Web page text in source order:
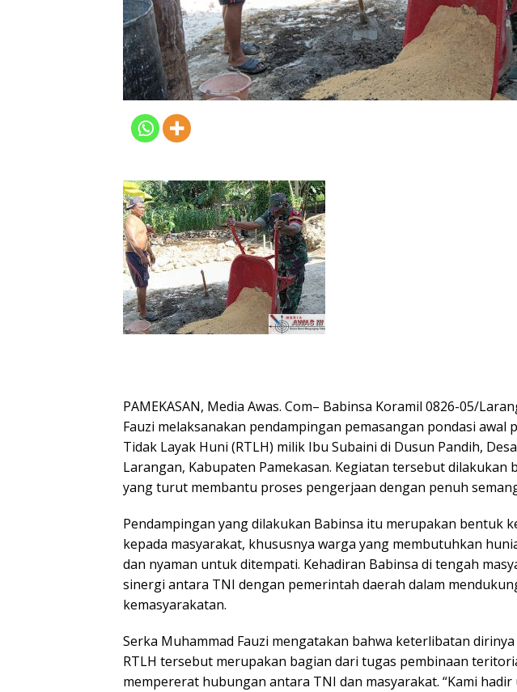
PAMEKASAN, Media Awas. Com– Babinsa Koramil 0826-05/
Fauzi melaksanakan pendampingan pemasangan pondasi awal
Tidak Layak Huni (RTLH) milik Ibu Subaini di Dusun Pandih,
Larangan, Kabupaten Pamekasan. Kegiatan tersebut dilakukan
yang turut membantu proses pengerjaan dengan penuh
Pendampingan yang dilakukan Babinsa itu merupakan bentuk
kepada masyarakat, khususnya warga yang membutuhkan
dan nyaman untuk ditempati. Kehadiran Babinsa di tengah
sinergi antara TNI dengan pemerintah daerah dalam
kemasyarakatan.
Serka Muhammad Fauzi mengatakan bahwa keterlibatan
RTLH tersebut merupakan bagian dari tugas pembinaan
mempererat hubungan antara TNI dan masyarakat. “Kami